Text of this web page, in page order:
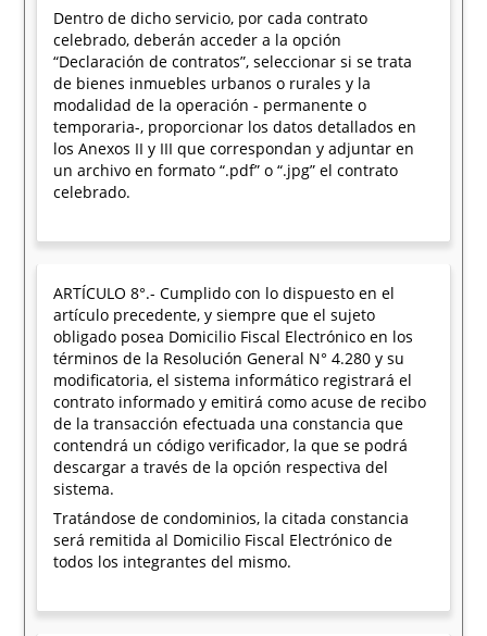
Dentro de dicho servicio, por cada contrato
celebrado, deberán acceder a la opción
“Declaración de contratos”, seleccionar si se trata
de bienes inmuebles urbanos o rurales y la
modalidad de la operación - permanente o
temporaria-, proporcionar los datos detallados en
los Anexos II y III que correspondan y adjuntar en
un archivo en formato “.pdf” o “.jpg” el contrato
celebrado.
ARTÍCULO 8°.- Cumplido con lo dispuesto en el
artículo precedente, y siempre que el sujeto
obligado posea Domicilio Fiscal Electrónico en los
términos de la Resolución General N° 4.280 y su
modificatoria, el sistema informático registrará el
contrato informado y emitirá como acuse de recibo
de la transacción efectuada una constancia que
contendrá un código verificador, la que se podrá
descargar a través de la opción respectiva del
sistema.
Tratándose de condominios, la citada constancia
será remitida al Domicilio Fiscal Electrónico de
todos los integrantes del mismo.